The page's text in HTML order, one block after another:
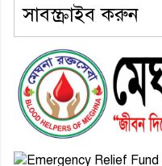
সাবস্ক্রাইব করুন